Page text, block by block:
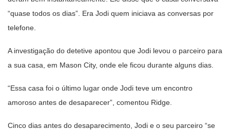
“quase todos os dias”. Era Jodi quem iniciava as conversas por
telefone.
A investigação do detetive apontou que Jodi levou o parceiro para
a sua casa, em Mason City, onde ele ficou durante alguns dias.
“Essa casa foi o último lugar onde Jodi teve um encontro
amoroso antes de desaparecer”, comentou Ridge.
Cinco dias antes do desaparecimento, Jodi e o seu parceiro “se